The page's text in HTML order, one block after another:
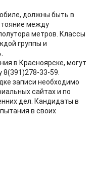
должны быть в
между
метров. Классы
группы и
в Красноярске, могут
8(391)278-33-59.
записи необходимо
сайтах и по
дел. Кандидаты в
в своих